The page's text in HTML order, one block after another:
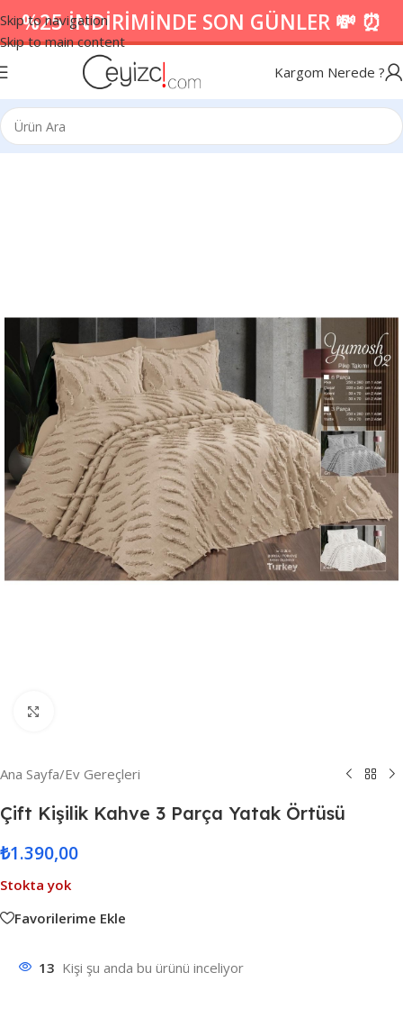
Skip to navigation
Skip to main content
%25 İNDİRİMİNDE SON GÜNLER 💸 ⏰
Kargom Nerede ?
Ana Sayfa/Ev Gereçleri
Çift Kişilik Kahve 3 Parça Yatak Örtüsü
₺1.390,00
Stokta yok
Favorilerime Ekle
13 Kişi şu anda bu ürünü inceliyor